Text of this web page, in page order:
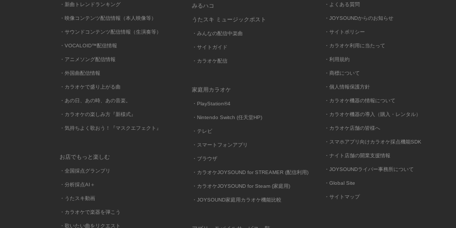
・新曲トレンドランキング
・映像コンテンツ配信情報（本人映像等）
・サウンドコンテンツ配信情報（生演奏等）
・VOCALOID™配信情報
・アニメソング配信情報
・外国曲配信情報
・カラオケで盛り上がる曲
・あの日、あの時、あの音楽。
・カラオケの楽しみ方『新様式』
・気持ちよく歌おう！『マスクエフェクト』
お店でもっと楽しむ
・全国採点グランプリ
・分析採点AI＋
・うたスキ動画
・カラオケで楽器を弾こう
・歌いたい曲をリクエスト
みるハコ
うたスキ ミュージックポスト
・みんなの配信中楽曲
・サイトガイド
・カラオケ配信
家庭用カラオケ
・PlayStation®4
・Nintendo Switch (任天堂HP)
・テレビ
・スマートフォンアプリ
・ブラウザ
・カラオケJOYSOUND for STREAMER (配信利用)
・カラオケJOYSOUND for Steam (家庭用)
・JOYSOUND家庭用カラオケ機能比較
・よくある質問
・JOYSOUNDからのお知らせ
・サイトポリシー
・カラオケ利用に当たって
・利用規約
・商標について
・個人情報保護方針
・カラオケ機器の情報について
・カラオケ機器の導入（購入・レンタル）
・カラオケ店舗の皆様へ
・スマホアプリ向けカラオケ採点機能SDK
・ナイト店舗の開業支援情報
・JOYSOUNDライバー事務所について
・Global Site
・サイトマップ